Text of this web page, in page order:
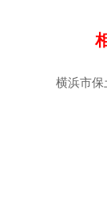
横浜市保